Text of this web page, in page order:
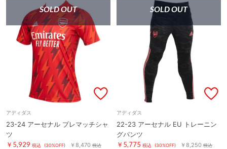
SOLD OUT
アディダス
23-24 アーセナル プレマッチシャ
ツ
￥5,929 税込 (30%OFF) ￥8,470 税込
SOLD OUT
アディダス
22-23 アーセナル EU トレーニン
グパンツ
￥5,775 税込 (30%OFF) ￥8,250 税込